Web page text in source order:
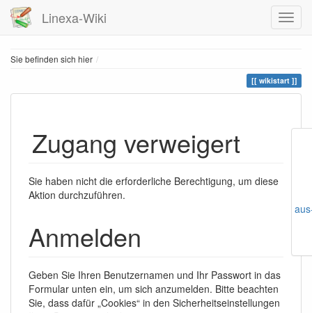
Linexa-Wiki
Sie befinden sich hier
wikistart
Zugang verweigert
Sie haben nicht die erforderliche Berechtigung, um diese
Aktion durchzuführen.
Anmelden
Geben Sie Ihren Benutzernamen und Ihr Passwort in das
Formular unten ein, um sich anzumelden. Bitte beachten
Sie, dass dafür „Cookies“ in den Sicherheitseinstellungen